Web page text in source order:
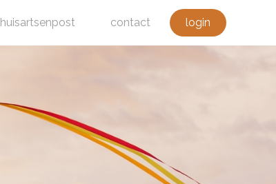
huisartsenpost contact login